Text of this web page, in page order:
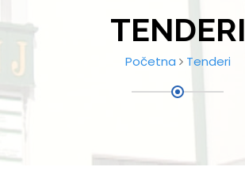
TENDERI
Početna Tenderi